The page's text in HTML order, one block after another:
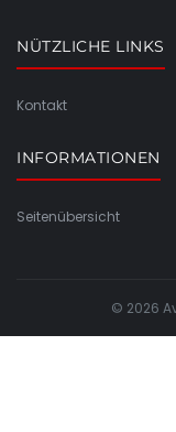
NÜTZLICHE LINKS
Kontakt
INFORMATIONEN
Seitenübersicht
© 2026